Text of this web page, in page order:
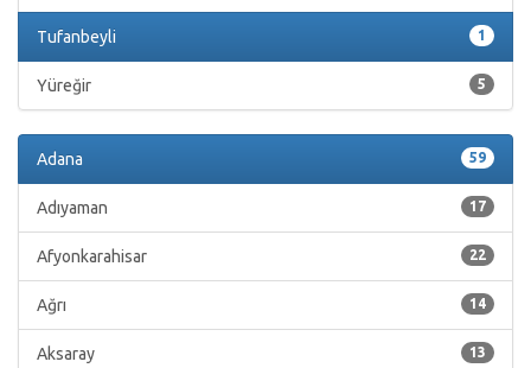
1
Tufanbeyli
5
Yüreğir
59
Adana
17
Adıyaman
22
Afyonkarahisar
14
Ağrı
13
Aksaray